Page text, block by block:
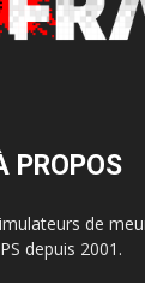
PROPOS
de
depuis 2001.